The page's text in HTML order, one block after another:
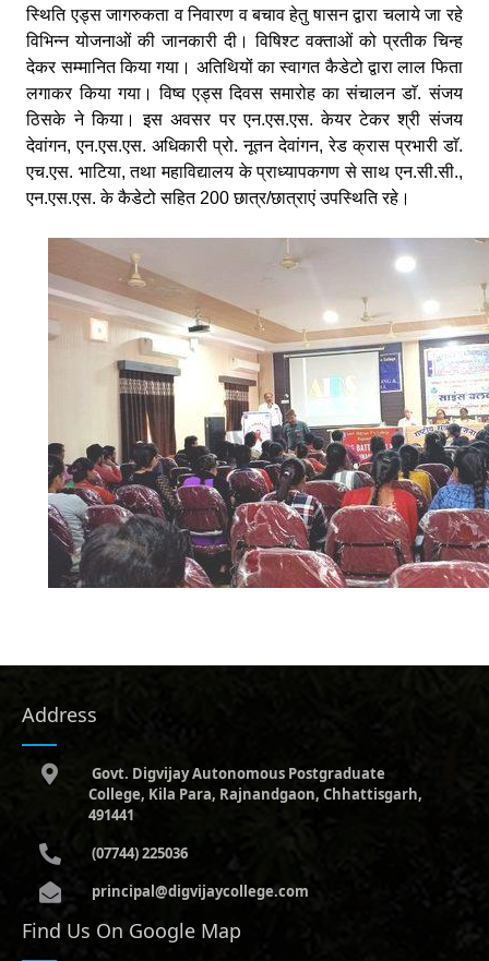
स्थिति एड्स जागरुकता व निवारण व बचाव हेतु षासन द्वारा चलाये जा रहे
विभिन्न योजनाओं की जानकारी दी। विषिश्ट वक्ताओं को प्रतीक चिन्ह
देकर सम्मानित किया गया। अतिथियों का स्वागत कैडेटो द्वारा लाल फिता
लगाकर किया गया। विष्व एड्स दिवस समारोह का संचालन डाॅ. संजय
ठिसके ने किया। इस अवसर पर एन.एस.एस. केयर टेकर श्री संजय
देवांगन, एन.एस.एस. अधिकारी प्रो. नूतन देवांगन, रेड क्रास प्रभारी डाॅ.
एच.एस. भाटिया, तथा महाविद्यालय के प्राध्यापकगण से साथ एन.सी.सी.,
एन.एस.एस. के कैडेटो सहित 200 छात्र/छात्राएं उपस्थिति रहे।
Address
Govt. Digvijay Autonomous Postgraduate
College, Kila Para, Rajnandgaon, Chhattisgarh,
491441
(07744) 225036
principal@digvijaycollege.com
Find Us On Google Map